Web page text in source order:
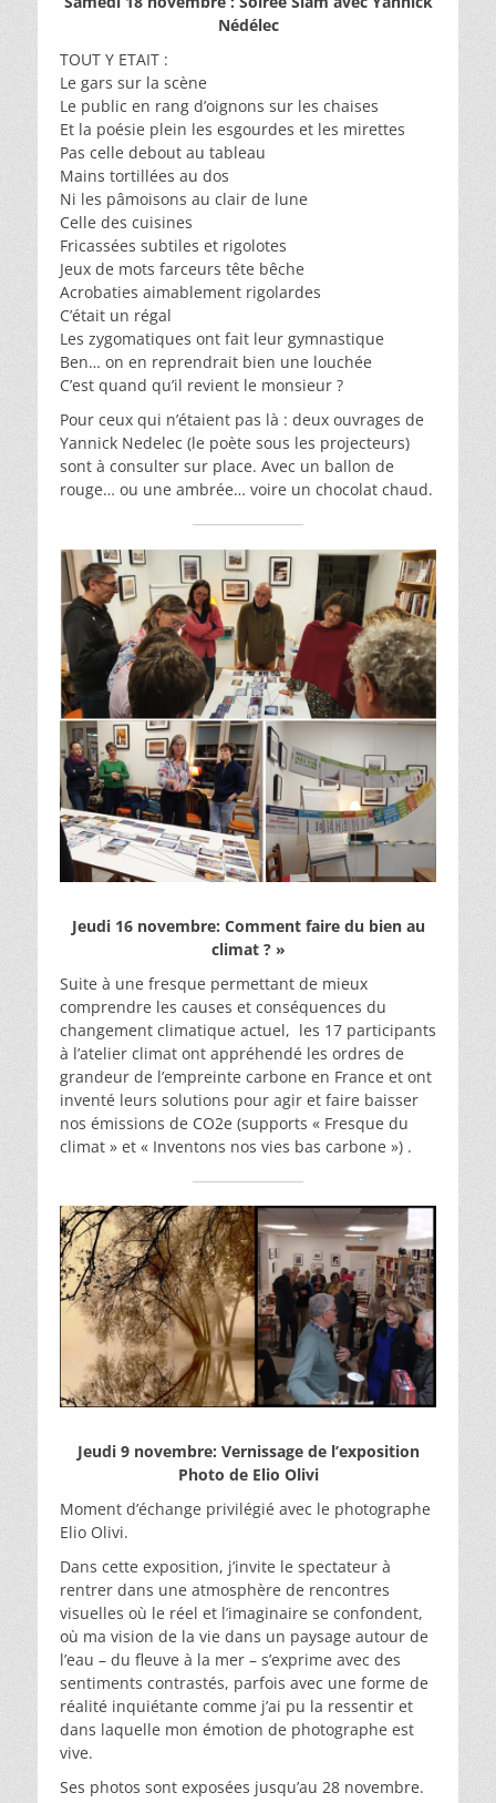
Nédélec
TOUT Y ETAIT :
Le gars sur la scène
Le public en rang d’oignons sur les chaises
Et la poésie plein les esgourdes et les mirettes
Pas celle debout au tableau
Mains tortillées au dos
Ni les pâmoisons au clair de lune
Celle des cuisines
Fricassées subtiles et rigolotes
Jeux de mots farceurs tête bêche
Acrobaties aimablement rigolardes
C’était un régal
Les zygomatiques ont fait leur gymnastique
Ben… on en reprendrait bien une louchée
C’est quand qu’il revient le monsieur ?
Pour ceux qui n’étaient pas là : deux ouvrages de
Yannick Nedelec (le poète sous les projecteurs)
sont à consulter sur place. Avec un ballon de
rouge… ou une ambrée… voire un chocolat chaud.
Jeudi 16 novembre: Comment faire du bien au
climat ? »
Suite à une fresque permettant de mieux
comprendre les causes et conséquences du
changement climatique actuel, les 17 participants
à l’atelier climat ont appréhendé les ordres de
grandeur de l’empreinte carbone en France et ont
inventé leurs solutions pour agir et faire baisser
nos émissions de CO2e (supports « Fresque du
climat » et « Inventons nos vies bas carbone ») .
Jeudi 9 novembre: Vernissage de l’exposition
Photo de Elio Olivi
Moment d’échange privilégié avec le photographe
Elio Olivi.
Dans cette exposition, j’invite le spectateur à
rentrer dans une atmosphère de rencontres
visuelles où le réel et l’imaginaire se confondent,
où ma vision de la vie dans un paysage autour de
l’eau – du fleuve à la mer – s’exprime avec des
sentiments contrastés, parfois avec une forme de
réalité inquiétante comme j’ai pu la ressentir et
dans laquelle mon émotion de photographe est
vive.
Ses photos sont exposées jusqu’au 28 novembre.